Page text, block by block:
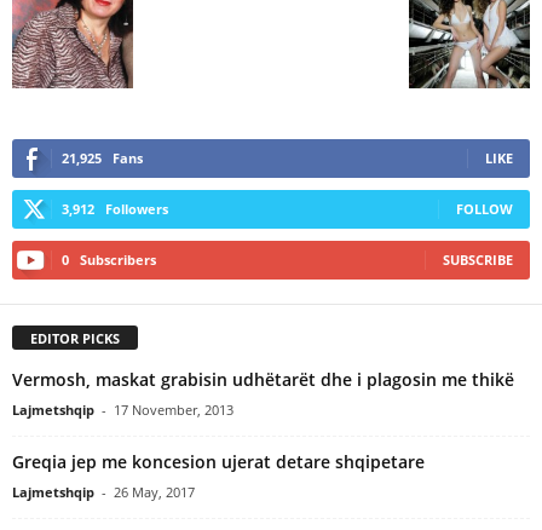
21,925 Fans LIKE
3,912 Followers FOLLOW
0 Subscribers SUBSCRIBE
EDITOR PICKS
Vermosh, maskat grabisin udhëtarët dhe i plagosin me thikë
Lajmetshqip - 17 November, 2013
Greqia jep me koncesion ujerat detare shqipetare
Lajmetshqip - 26 May, 2017